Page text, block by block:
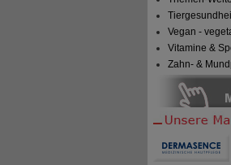
Vegan -
Vitamine &
Zahn- &